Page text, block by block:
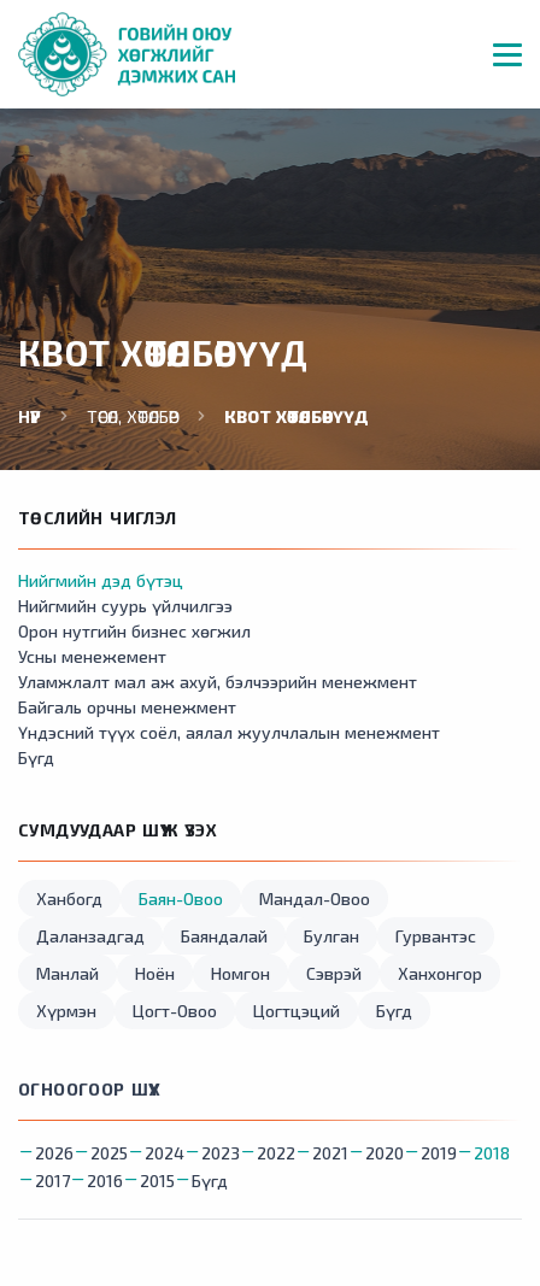
КВОТ ХӨТӨЛБӨРҮҮД
НҮҮР ТӨСӨЛ, ХӨТӨЛБӨР КВОТ ХӨТӨЛБӨРҮҮД
ТӨСЛИЙН ЧИГЛЭЛ
Нийгмийн дэд бүтэц
Нийгмийн суурь үйлчилгээ
Орон нутгийн бизнес хөгжил
Усны менежемент
Уламжлалт мал аж ахуй, бэлчээрийн менежмент
Байгаль орчны менежмент
Үндэсний түүх соёл, аялал жуулчлалын менежмент
Бүгд
СУМДУУДААР ШҮҮЖ ҮЗЭХ
Ханбогд Баян-Овоо
Мандал-Овоо
Даланзадгад
Баяндалай Булган
Гурвантэс
Манлай
Ноён Номгон Сэврэй
Ханхонгор
Хүрмэн
Цогт-Овоо Цогтцэций Бүгд
ОГНООГООР ШҮҮХ
2026 2025 2024 2023 2022 2021 2020 2019
2018
2017
2016 2015 Бүгд